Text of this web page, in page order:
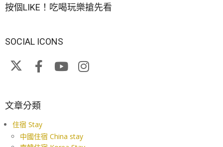
按個LIKE！吃喝玩樂搶先看
SOCIAL ICONS
文章分類
住宿 Stay
中國住宿 China stay